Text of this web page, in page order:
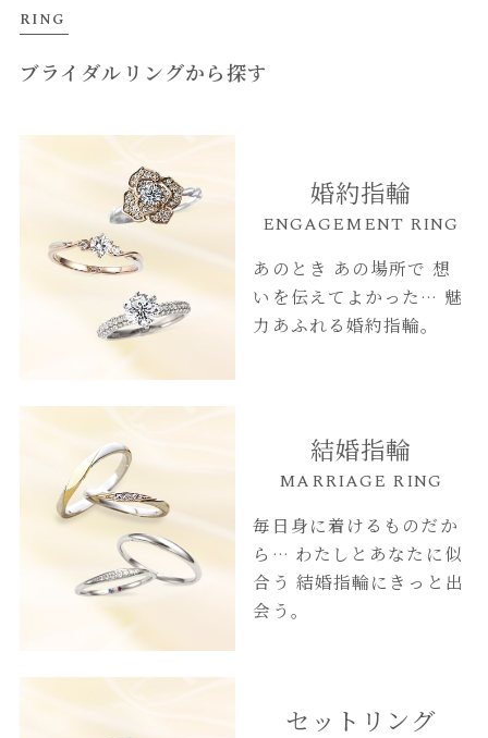
RING
ブライダルリングから探す
婚約指輪
ENGAGEMENT RING
あのとき あの場所で 想
いを伝えてよかった… 魅
力あふれる婚約指輪。
結婚指輪
MARRIAGE RING
毎日身に着けるものだか
ら… わたしとあなたに似
合う 結婚指輪にきっと出
会う。
セットリング